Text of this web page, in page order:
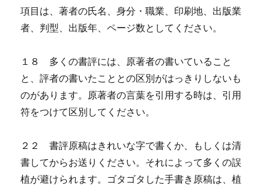
項目は、著者の氏名、身分・職業、印刷地、出版業
者、判型、出版年、ページ数としてください。
１８ 多くの書評には、原著者の書いていること
と、評者の書いたこととの区別がはっきりしないも
のがあります。原著者の言葉を引用する時は、引用
符をつけて区別してください。
２２ 書評原稿はきれいな字で書くか、もしくは清
書してからお送りください。それによって多くの誤
植が避けられます。ゴタゴタした手書き原稿は、植